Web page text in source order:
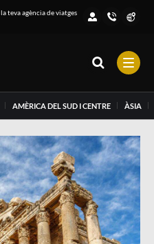
, la teva agència de viatges
AMÈRICA DEL SUD I CENTRE ÀSIA